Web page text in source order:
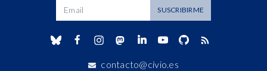
SUSCRIBIRME
contacto@civio.es